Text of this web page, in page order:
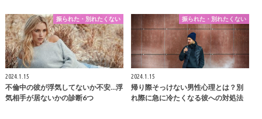
振られた・別れたくない
2024.1.15
不倫中の彼が浮気してないか不安…浮
気相手が居ないかの診断6つ
振られた・別れたくない
2024.1.15
帰り際そっけない男性心理とは？別
れ際に急に冷たくなる彼への対処法